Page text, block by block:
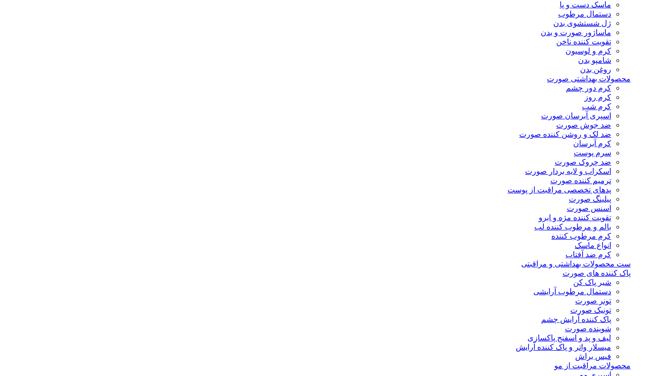
ماسک دست و پا
دستمال مرطوب
ژل شستشوی بدن
ماساژور صورت و بدن
تقویت کننده ناخن
کرم و لوسیون
شامپو بدن
روغن بدن
محصولات بهداشتی صورت
کرم دور چشم
کرم روز
کرم شب
اسپری آبرسان صورت
ضد جوش صورت
ضد لک و روشن کننده صورت
کرم آبرسان
سرم پوست
ضد چروک صورت
اسکراب و لایه بردار صورت
ترمیم کننده صورت
پدهای تخصصی مراقبت از پوست
پیلینگ صورت
اسنس صورت
تقویت کننده مژه و ابرو
بالم و مرطوب کننده لب
کرم مرطوب کننده
انواع ماسک
کرم ضد آفتاب
ست محصولات بهداشتی و مراقبتی
پاک کننده های صورت
شیر پاک کن
دستمال مرطوب آرایشی
تونر صورت
تونیک صورت
پاک کننده آرایش چشم
شوینده صورت
لیف و پد و اسفنج پاکسازی
میسلار واتر و پاک کننده آرایش
فیس براش
محصولات مراقبت از مو